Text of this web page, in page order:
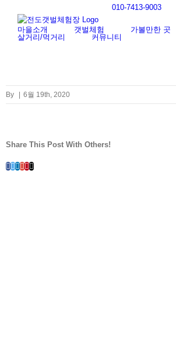
content
010-7413-9003
마을소개 갯벌체험
가볼만한 곳
살거리/먹거리
커뮤니티
By 6월 19th, 2020
Share This Post With Others!
Facebook
Twitter
LinkedIn
Whatsapp
Google+
Pinterest
Email